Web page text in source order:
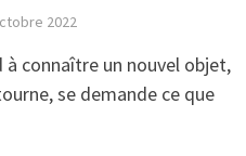
2022
à connaître un nouvel objet,
se demande ce que